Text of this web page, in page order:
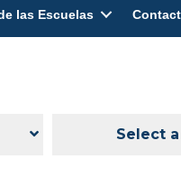
las Escuelas
Select